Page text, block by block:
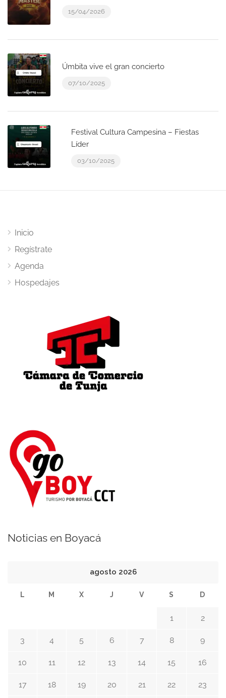
15/04/2026
Úmbita vive el gran concierto
07/10/2025
Festival Cultura Campesina – Fiestas
Líder
03/10/2025
Inicio
Regístrate
Agenda
Hospedajes
Noticias en Boyacá
agosto 2026
L M X J V S D
1 2
3 4 5 6 7 8 9
10 11 12 13 14 15 16
17 18 19 20 21 22 23